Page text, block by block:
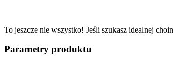
To jeszcze nie wszystko! Jeśli szukasz idealnej
Parametry produktu